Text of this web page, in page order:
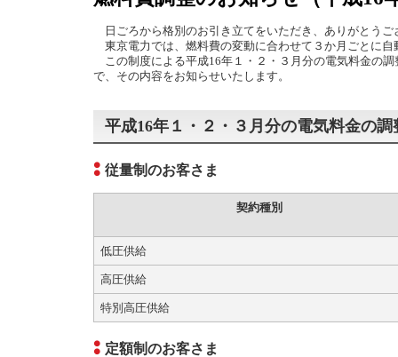
日ごろから格別のお引き立てをいただき、ありがとうご
東京電力では、燃料費の変動に合わせて３か月ごとに
この制度による平成16年１・２・３月分の電気料金の
で、その内容をお知らせいたします。
平成16年１・２・３月分の電気料金の調
従量制のお客さま
契約種別
低圧供給
高圧供給
特別高圧供給
定額制のお客さま